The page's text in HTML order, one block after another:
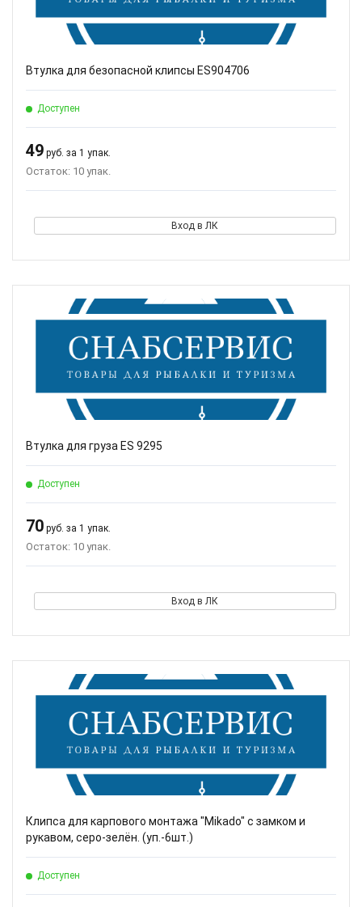
Втулка для безопасной клипсы ES904706
Доступен
49 руб. за 1 упак.
Остаток: 10 упак.
Вход в ЛК
Втулка для груза ES 9295
Доступен
70 руб. за 1 упак.
Остаток: 10 упак.
Вход в ЛК
Клипса для карпового монтажа "Mikado" с замком и
рукавом, серо-зелён. (уп.-6шт.)
Доступен